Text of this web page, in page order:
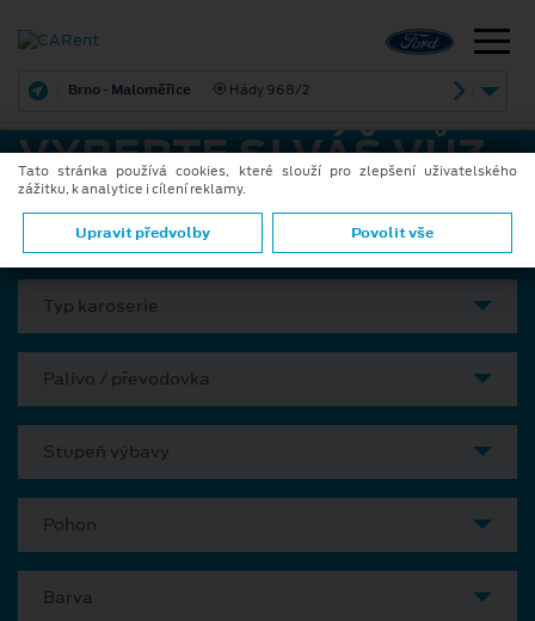
Brno - Maloměřice Hády 968/2
VYBERTE SI VÁŠ VŮZ
Model
Typ karoserie
Palivo / převodovka
Stupeň výbavy
Pohon
Barva
Tato stránka používá cookies, které slouží pro zlepšení uživatelského
zážitku, k analytice i cílení reklamy.
Upravit předvolby Povolit vše